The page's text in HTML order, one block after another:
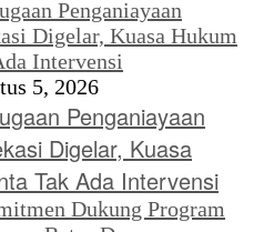
5, 2026
Penganiayaan
Digelar, Kuasa
Tak Ada Intervensi